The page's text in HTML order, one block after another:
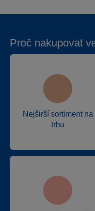
Proč nakupovat
Nejširší sortiment na
trhu